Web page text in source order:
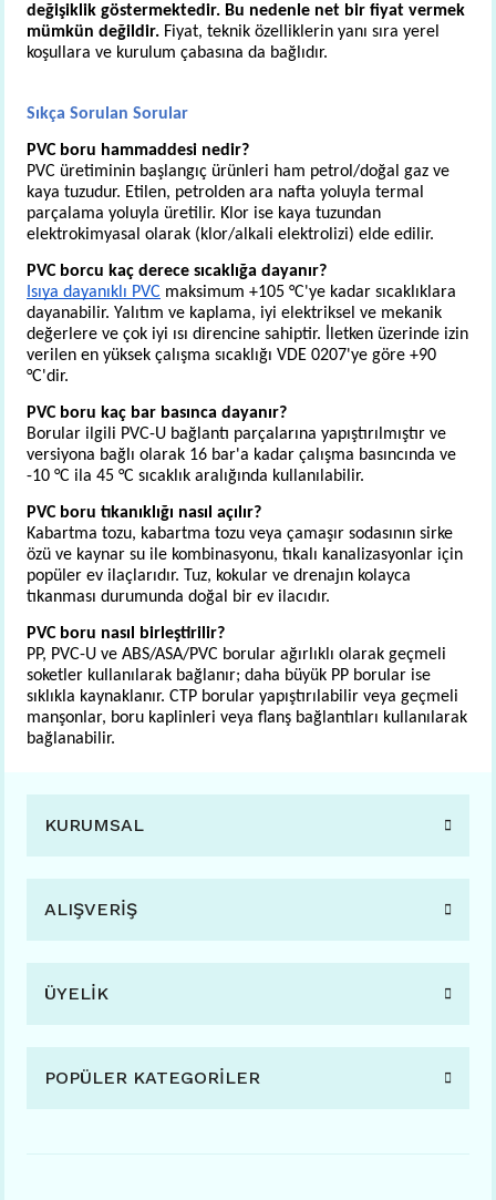
değişiklik göstermektedir. Bu nedenle net bir fiyat vermek
mümkün değildir. Fiyat, teknik özelliklerin yanı sıra yerel
koşullara ve kurulum çabasına da bağlıdır.
Sıkça Sorulan Sorular
PVC boru hammaddesi nedir?
PVC üretiminin başlangıç ​​ürünleri ham petrol/doğal gaz ve
kaya tuzudur. Etilen, petrolden ara nafta yoluyla termal
parçalama yoluyla üretilir. Klor ise kaya tuzundan
elektrokimyasal olarak (klor/alkali elektrolizi) elde edilir.
PVC borcu kaç derece sıcaklığa dayanır?
Isıya dayanıklı PVC maksimum +105 °C'ye kadar sıcaklıklara
dayanabilir. Yalıtım ve kaplama, iyi elektriksel ve mekanik
değerlere ve çok iyi ısı direncine sahiptir. İletken üzerinde izin
verilen en yüksek çalışma sıcaklığı VDE 0207'ye göre +90
°C'dir.
PVC boru kaç bar basınca dayanır?
Borular ilgili PVC-U bağlantı parçalarına yapıştırılmıştır ve
versiyona bağlı olarak 16 bar'a kadar çalışma basıncında ve
-10 °C ila 45 °C sıcaklık aralığında kullanılabilir.
PVC boru tıkanıklığı nasıl açılır?
Kabartma tozu, kabartma tozu veya çamaşır sodasının sirke
özü ve kaynar su ile kombinasyonu, tıkalı kanalizasyonlar için
popüler ev ilaçlarıdır. Tuz, kokular ve drenajın kolayca
tıkanması durumunda doğal bir ev ilacıdır.
PVC boru nasıl birleştirilir?
PP, PVC-U ve ABS/ASA/PVC borular ağırlıklı olarak geçmeli
soketler kullanılarak bağlanır; daha büyük PP borular ise
sıklıkla kaynaklanır. CTP borular yapıştırılabilir veya geçmeli
manşonlar, boru kaplinleri veya flanş bağlantıları kullanılarak
bağlanabilir.
KURUMSAL
ALIŞVERİŞ
ÜYELİK
POPÜLER KATEGORİLER